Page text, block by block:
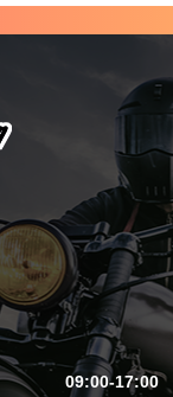
09:00-17:00